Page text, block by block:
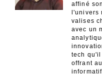
affiné
l'univers
valises
avec un
tech qu'il
offrant